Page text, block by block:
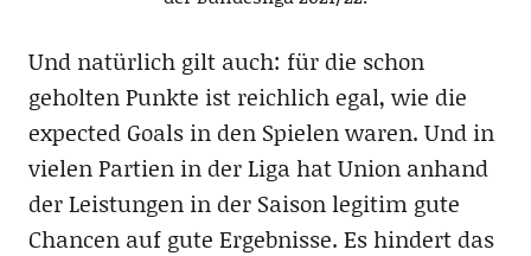
Und natürlich gilt auch: für die schon
geholten Punkte ist reichlich egal, wie die
expected Goals in den Spielen waren. Und in
vielen Partien in der Liga hat Union anhand
der Leistungen in der Saison legitim gute
Chancen auf gute Ergebnisse. Es hindert das